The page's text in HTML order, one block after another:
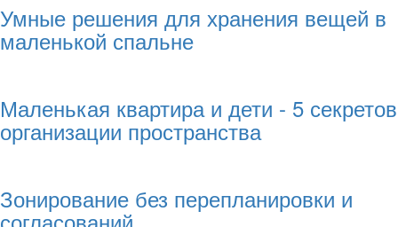
Умные решения для хранения вещей в
маленькой спальне
Маленькая квартира и дети - 5 секретов
организации пространства
Зонирование без перепланировки и